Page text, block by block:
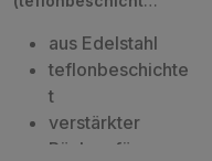
geschliffene
Einseitenklingen,
100 Stück
Verpackungseinhei
100 Stück
aus Edelstahl
teflonbeschichte
t
verstärkter
Rücken für